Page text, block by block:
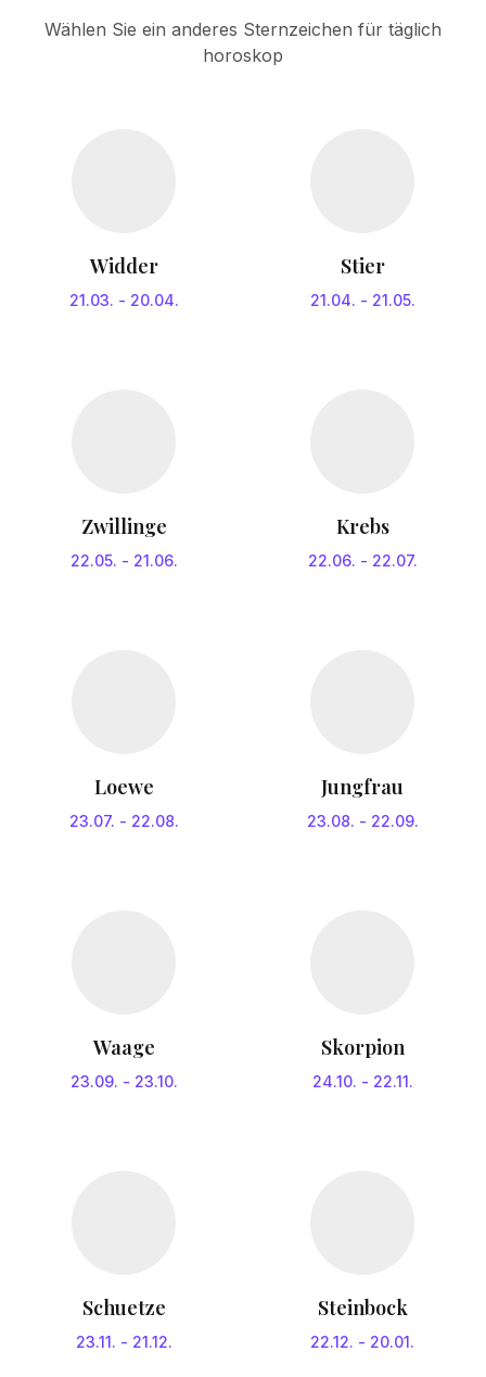
Wählen Sie ein anderes Sternzeichen für täglich
horoskop
Widder
21.03. - 20.04.
Stier
21.04. - 21.05.
Zwillinge
22.05. - 21.06.
Krebs
22.06. - 22.07.
Loewe
23.07. - 22.08.
Jungfrau
23.08. - 22.09.
Waage
23.09. - 23.10.
Skorpion
24.10. - 22.11.
Schuetze
23.11. - 21.12.
Steinbock
22.12. - 20.01.